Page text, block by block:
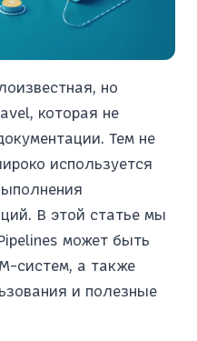
но
которая не
Тем не
используется
В этой статье мы
может быть
систем, а также
и полезные